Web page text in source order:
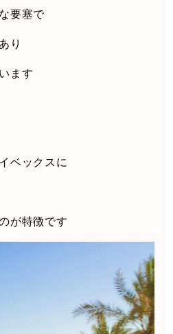
要塞で
り
ます
ベックスに
が特徴です